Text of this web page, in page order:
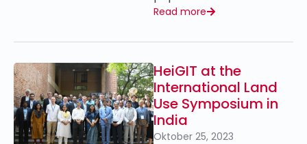
Read more
HeiGIT at the
International Land
Use Symposium in
India
Oktober 25, 2023